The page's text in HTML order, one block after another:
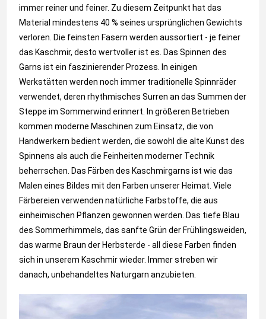
immer reiner und feiner. Zu diesem Zeitpunkt hat das
Material mindestens 40 % seines ursprünglichen Gewichts
verloren. Die feinsten Fasern werden aussortiert - je feiner
das Kaschmir, desto wertvoller ist es. Das Spinnen des
Garns ist ein faszinierender Prozess. In einigen
Werkstätten werden noch immer traditionelle Spinnräder
verwendet, deren rhythmisches Surren an das Summen der
Steppe im Sommerwind erinnert. In größeren Betrieben
kommen moderne Maschinen zum Einsatz, die von
Handwerkern bedient werden, die sowohl die alte Kunst des
Spinnens als auch die Feinheiten moderner Technik
beherrschen. Das Färben des Kaschmirgarns ist wie das
Malen eines Bildes mit den Farben unserer Heimat. Viele
Färbereien verwenden natürliche Farbstoffe, die aus
einheimischen Pflanzen gewonnen werden. Das tiefe Blau
des Sommerhimmels, das sanfte Grün der Frühlingsweiden,
das warme Braun der Herbsterde - all diese Farben finden
sich in unserem Kaschmir wieder. Immer streben wir
danach, unbehandeltes Naturgarn anzubieten.